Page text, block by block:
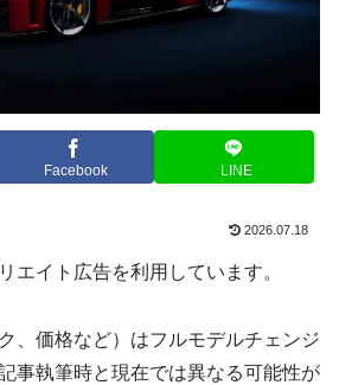
Facebook LINE
2026.07.18
エイト広告を利用しています。
、価格など）はフルモデルチェンジ
事執筆時と現在では異なる可能性が